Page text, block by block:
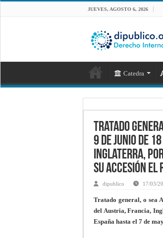
JUEVES, AGOSTO 6, 2026
Catedra
Tratado
9 de junio de
Inglaterra,
su accesión el
dipublico 17/03/
Tratado general, o sea
del Austria, Francia,
España hasta el 7 de